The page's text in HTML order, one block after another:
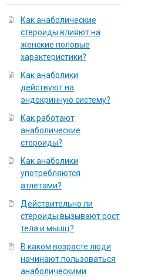
Как анаболические
стероиды влияют на
женские половые
характеристики?
Как анаболики
действуют на
эндокринную систему?
Как работают
анаболические
стероиды?
Как анаболики
употребляются
атлетами?
Действительно ли
стероиды вызывают рост
тела и мышц?
В каком возрасте люди
начинают пользоваться
анаболическими